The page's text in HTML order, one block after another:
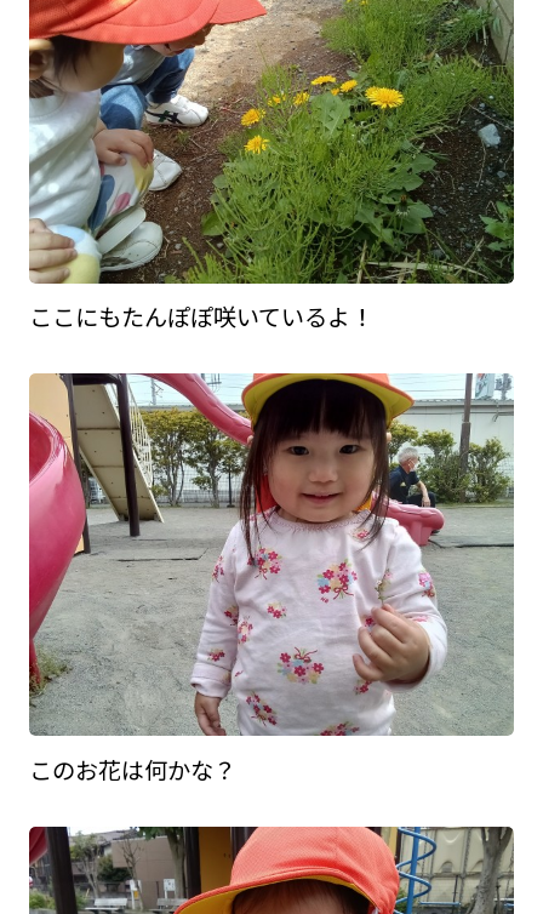
ここにもたんぽぽ咲いているよ！
このお花は何かな？